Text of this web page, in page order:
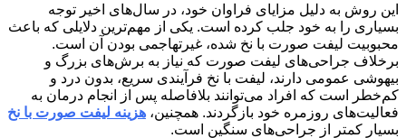
این روش به دلیل مزایای فراوان خود، در سال‌های اخیر توجه
بسیاری را به خود جلب کرده است. یکی از مهم‌ترین دلایلی که باعث
محبوبیت لیفت صورت با نخ شده، غیرتهاجمی بودن آن است.
برخلاف جراحی‌های لیفت صورت که نیاز به برش‌های بزرگ و
بیهوشی عمومی دارند، لیفت با نخ فرآیندی سریع، بدون درد و
کم‌خطر است که افراد می‌توانند بلافاصله پس از انجام درمان به
فعالیت‌های روزمره خود بازگردند. همچنین، هزینه لیفت صورت با نخ
بسیار کمتر از جراحی‌های سنگین است.